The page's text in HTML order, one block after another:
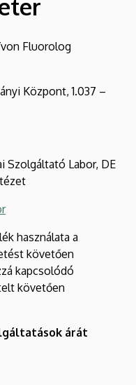
Fluorolog
Központ, 1.037 –
Szolgáltató Labor, DE
használata a
követően
kapcsolódó
követően
árát